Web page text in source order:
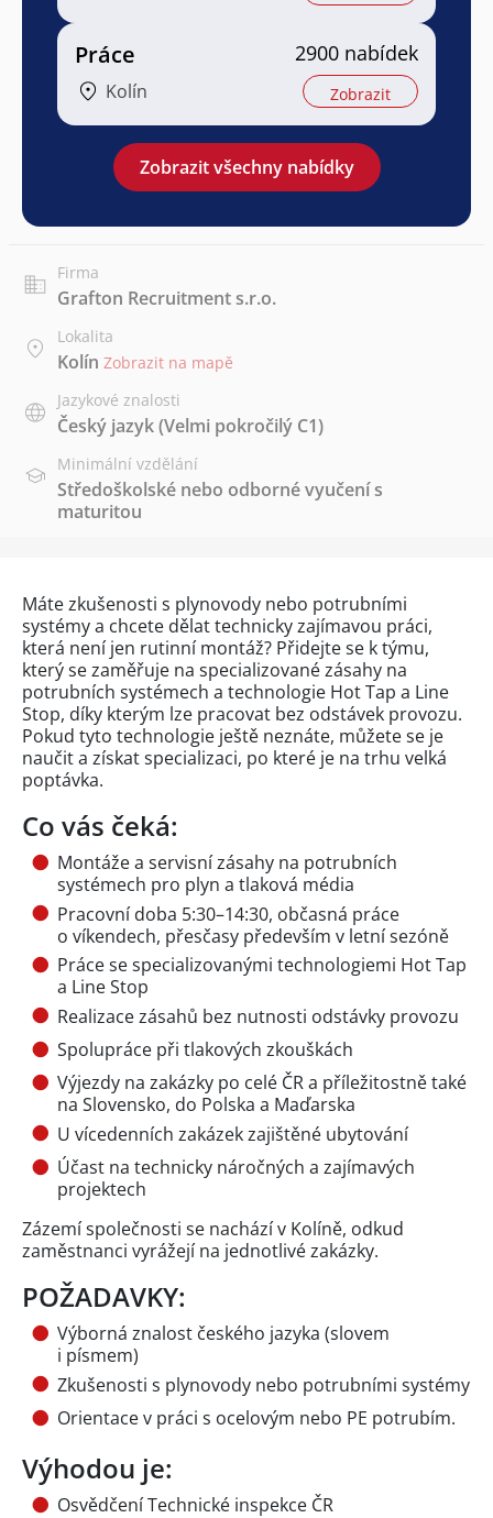
Práce
Kolín
2900 nabídek
Zobrazit
Zobrazit všechny nabídky
Firma
Grafton Recruitment s.r.o.
Lokalita
Kolín Zobrazit na mapě
Jazykové znalosti
Český jazyk(Velmi pokročilý C1)
Minimální vzdělání
Středoškolské nebo odborné vyučení s
maturitou
Máte zkušenosti s plynovody nebo potrubními
systémy a chcete dělat technicky zajímavou práci,
která není jen rutinní montáž? Přidejte se k týmu,
který se zaměřuje na specializované zásahy na
potrubních systémech a technologie Hot Tap a Line
Stop, díky kterým lze pracovat bez odstávek provozu.
Pokud tyto technologie ještě neznáte, můžete se je
naučit a získat specializaci, po které je na trhu velká
poptávka.
Co vás čeká:
Montáže a servisní zásahy na potrubních
systémech pro plyn a tlaková média
Pracovní doba 5:30–14:30, občasná práce
o víkendech, přesčasy především v letní sezóně
Práce se specializovanými technologiemi Hot Tap
a Line Stop
Realizace zásahů bez nutnosti odstávky provozu
Spolupráce při tlakových zkouškách
Výjezdy na zakázky po celé ČR a příležitostně také
na Slovensko, do Polska a Maďarska
U vícedenních zakázek zajištěné ubytování
Účast na technicky náročných a zajímavých
projektech
Zázemí společnosti se nachází v Kolíně, odkud
zaměstnanci vyrážejí na jednotlivé zakázky.
POŽADAVKY:
Výborná znalost českého jazyka (slovem
i písmem)
Zkušenosti s plynovody nebo potrubními systémy
Orientace v práci s ocelovým nebo PE potrubím.
Výhodou je:
Osvědčení Technické inspekce ČR